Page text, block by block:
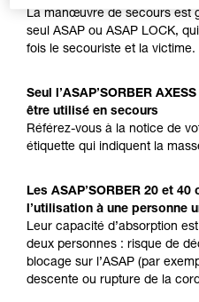
La manœuvre de secours est
seul ASAP ou ASAP LOCK,
fois le secouriste et la victime.
Seul l’ASAP’SORBER
être utilisé en secours
Référez-vous à la notice de
étiquette qui indiquent la
Les ASAP’SORBER 20 et
l’utilisation à une personne
Leur capacité d’absorption
deux personnes : risque de
blocage sur l’ASAP (par
descente ou rupture de la